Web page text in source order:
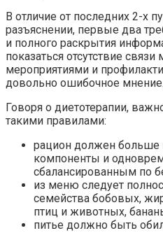
В отличие от последних 2-х
разъяснении, первые два
и полного раскрытия
показаться отсутствие
мероприятиями и
довольно ошибочное мнение.
Говоря о диетотерапии,
такими правилами:
рацион должен больше
компоненты и
сбалансированным по
из меню следует
семейства бобовых,
птиц и животных,
питье должно быть